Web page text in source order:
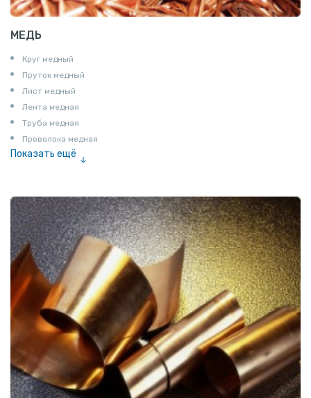
МЕДЬ
Круг медный
Пруток медный
Лист медный
Лента медная
Труба медная
Проволока медная
Показать ещё